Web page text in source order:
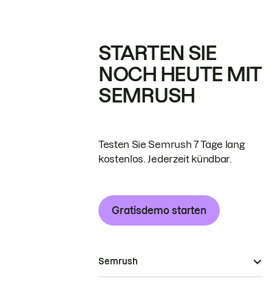
STARTEN SIE
NOCH HEUTE MIT
SEMRUSH
Testen Sie Semrush 7 Tage lang
kostenlos. Jederzeit kündbar.
Gratisdemo starten
Semrush